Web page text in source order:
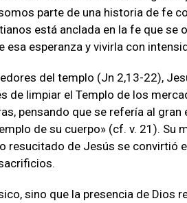
parte de una historia de fe
está anclada en la fe que se
esa esperanza y vivirla con
del templo (Jn 2,13-22),
de limpiar el Templo de los
pensando que se refería al
de su cuerpo» (cf. v. 21).
resucitado de Jesús se convirtió
sino que la presencia de Dios